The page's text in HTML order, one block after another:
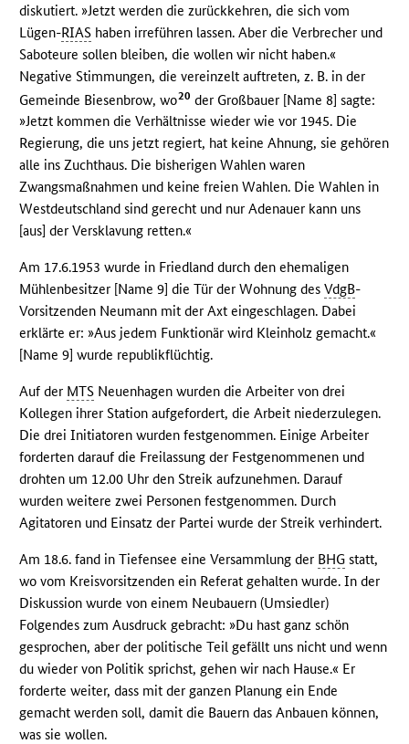
diskutiert. »Jetzt werden die zurückkehren, die sich vom
Lügen-RIAS haben irreführen lassen. Aber die Verbrecher und
Saboteure sollen bleiben, die wollen wir nicht haben.«
Negative Stimmungen, die vereinzelt auftreten, z. B. in der
Gemeinde Biesenbrow, wo20 der Großbauer [Name 8] sagte:
»Jetzt kommen die Verhältnisse wieder wie vor 1945. Die
Regierung, die uns jetzt regiert, hat keine Ahnung, sie gehören
alle ins Zuchthaus. Die bisherigen Wahlen waren
Zwangsmaßnahmen und keine freien Wahlen. Die Wahlen in
Westdeutschland sind gerecht und nur Adenauer kann uns
[aus] der Versklavung retten.«
Am 17.6.1953 wurde in Friedland durch den ehemaligen
Mühlenbesitzer [Name 9] die Tür der Wohnung desVdgB-
Vorsitzenden Neumann mit der Axt eingeschlagen. Dabei
erklärte er: »Aus jedem Funktionär wird Kleinholz gemacht.«
[Name 9] wurde republikflüchtig.
Auf der MTS Neuenhagen wurden die Arbeiter von drei
Kollegen ihrer Station aufgefordert, die Arbeit niederzulegen.
Die drei Initiatoren wurden festgenommen. Einige Arbeiter
forderten darauf die Freilassung der Festgenommenen und
drohten um 12.00 Uhr den Streik aufzunehmen. Darauf
wurden weitere zwei Personen festgenommen. Durch
Agitatoren und Einsatz der Partei wurde der Streik verhindert.
Am 18.6. fand in Tiefensee eine Versammlung der BHG statt,
wo vom Kreisvorsitzenden ein Referat gehalten wurde. In der
Diskussion wurde von einem Neubauern (Umsiedler)
Folgendes zum Ausdruck gebracht: »Du hast ganz schön
gesprochen, aber der politische Teil gefällt uns nicht und wenn
du wieder von Politik sprichst, gehen wir nach Hause.« Er
forderte weiter, dass mit der ganzen Planung ein Ende
gemacht werden soll, damit die Bauern das Anbauen können,
was sie wollen.